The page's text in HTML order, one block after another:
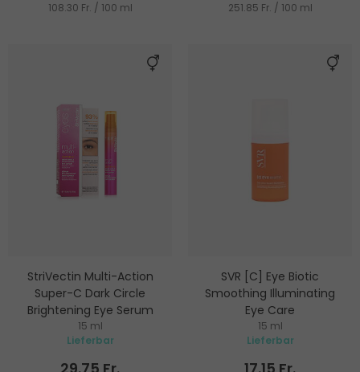
108.30 Fr. / 100 ml 251.85 Fr. / 100 ml
StriVectin Multi-Action
Super-C Dark Circle
Brightening Eye Serum
Augenserum
15 ml
Lieferbar
SVR [C] Eye Biotic
Smoothing Illuminating
Eye Care
Augenserum
15 ml
Lieferbar